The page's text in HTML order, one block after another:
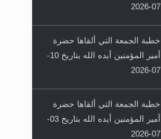
07-2026
خطبة الجمعة التي ألقاها حضرة
أمير المؤمنين أيده الله بتاريخ 10-
07-2026
خطبة الجمعة التي ألقاها حضرة
أمير المؤمنين أيده الله بتاريخ 03-
07-2026